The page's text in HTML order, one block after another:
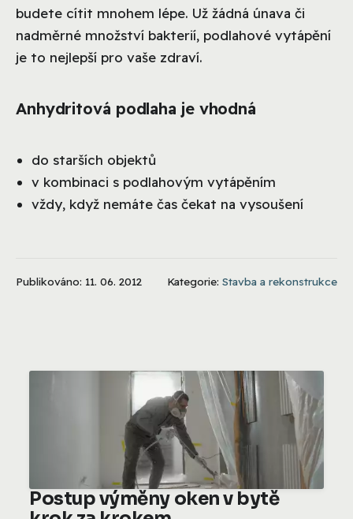
budete cítit mnohem lépe. Už žádná únava či
nadměrné množství bakterií, podlahové vytápění
je to nejlepší pro vaše zdraví.
Anhydritová podlaha je vhodná
do starších objektů
v kombinaci s podlahovým vytápěním
vždy, když nemáte čas čekat na vysoušení
Publikováno: 11. 06. 2012 Kategorie: Stavba a rekonstrukce
Postup výměny oken v bytě